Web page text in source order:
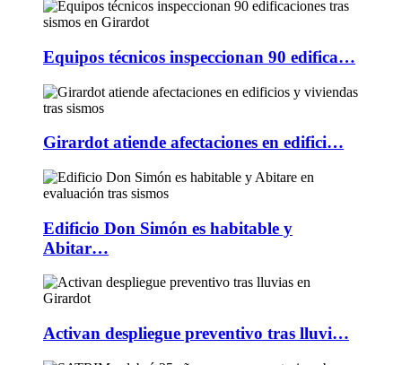
Equipos técnicos inspeccionan 90 edifica…
Girardot atiende afectaciones en edifici…
Edificio Don Simón es habitable y
Abitar…
Activan despliegue preventivo tras lluvi…